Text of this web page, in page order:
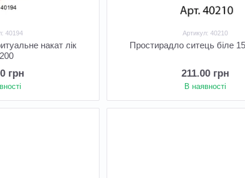
40194
накат лік
грн
Артикул: 40210
Простирадло ситець біле
211.00 грн
В наявності